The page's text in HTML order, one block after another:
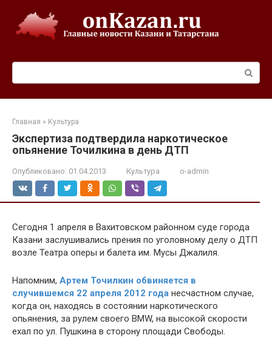
контенту
Главная » Культура
Экспертиза подтвердила наркотическое
опьянение Точилкина в день ДТП
Опубликовано: 01.04.2013 Культура o-admin
Сегодня 1 апреля в Вахитовском районном суде города
Казани заслушивались прения по уголовному делу о ДТП
возле Театра оперы и балета им. Мусы Джалиля.
Напомним, Артем Точилкин обвиняется в
случившемся 22 апреля 2012 года несчастном случае,
когда он, находясь в состоянии наркотического
опьянения, за рулем своего BMW, на высокой скорости
ехал по ул. Пушкина в сторону площади Свободы.